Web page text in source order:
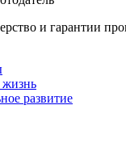
и гарантии
жизнь
развитие